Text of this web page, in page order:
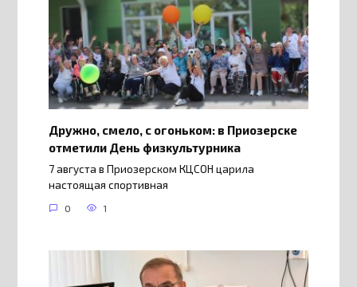
Дружно, смело, с огоньком: в Приозерске
отметили День физкультурника
7 августа в Приозерском КЦСОН царила
настоящая спортивная
0 1